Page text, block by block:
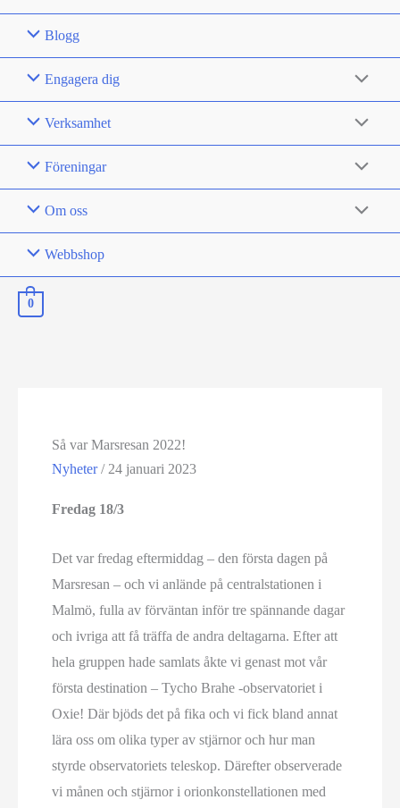
Blogg
Engagera dig
Verksamhet
Föreningar
Om oss
Webbshop
0
Så var Marsresan 2022!
Nyheter/ 24 januari 2023
Fredag 18/3
Det var fredag eftermiddag – den första dagen på
Marsresan – och vi anlände på centralstationen i
Malmö, fulla av förväntan inför tre spännande dagar
och ivriga att få träffa de andra deltagarna. Efter att
hela gruppen hade samlats åkte vi genast mot vår
första destination – Tycho Brahe -observatoriet i
Oxie! Där bjöds det på fika och vi fick bland annat
lära oss om olika typer av stjärnor och hur man
styrde observatoriets teleskop. Därefter observerade
vi månen och stjärnor i orionkonstellationen med